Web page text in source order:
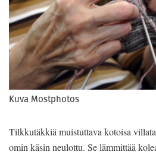
Kuva Mostphotos
Tilkkutäkkiä muistuttava kotoisa
omin käsin neulottu. Se lämmittää